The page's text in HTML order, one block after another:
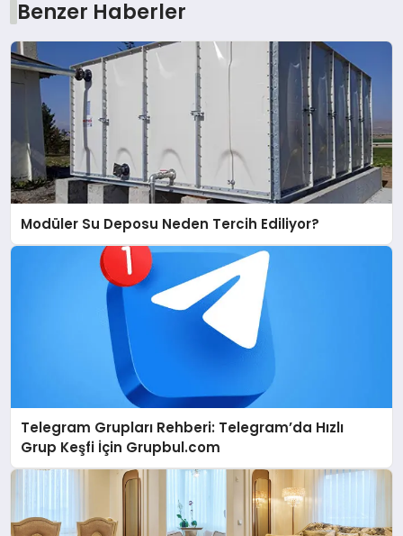
Benzer Haberler
Modüler Su Deposu Neden Tercih Ediliyor?
Telegram Grupları Rehberi: Telegram’da Hızlı
Grup Keşfi İçin Grupbul.com